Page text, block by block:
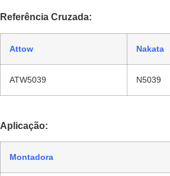
Referência Cruzada:
Attow Nakata
ATW5039 N5039
Aplicação:
Montadora